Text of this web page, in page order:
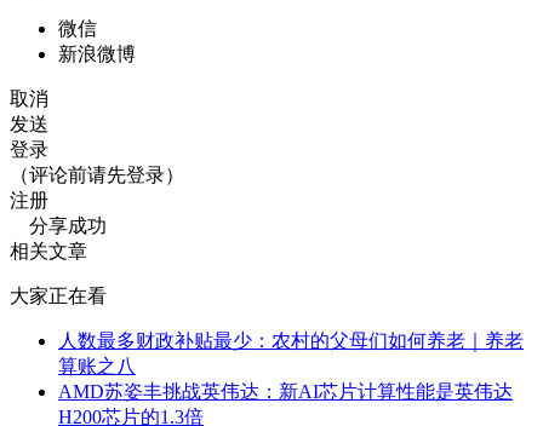
微信
新浪微博
取消
发送
登录
（评论前请先登录）
注册
分享成功
相关文章
大家正在看
人数最多财政补贴最少：农村的父母们如何养老｜养老
算账之八
AMD苏姿丰挑战英伟达：新AI芯片计算性能是英伟达
H200芯片的1.3倍